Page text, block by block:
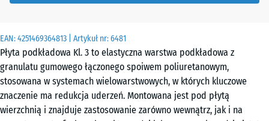
EAN:4251469364813 | Artykuł nr:6481
Płyta podkładowa Kl. 3 to elastyczna warstwa podkładowa z
granulatu gumowego łączonego spoiwem poliuretanowym,
stosowana w systemach wielowarstwowych, w których kluczowe
znaczenie ma redukcja uderzeń. Montowana jest pod płytą
wierzchnią i znajduje zastosowanie zarówno wewnątrz, jak i na
52
x
52
x
1,8